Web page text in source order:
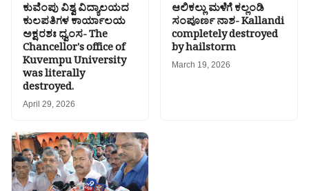
ಕುವೆಂಪು ವಿಶ್ವ ವಿದ್ಯಾಲಯದ
ಕುಲಪತಿಗಳ ಕಾರ್ಯಾಲಯ
ಅಕ್ಷರಶಃ ಧ್ವಂಸ- The
Chancellor's office of
Kuvempu University
was literally
destroyed.
April 29, 2026
ಆಲಿಕಲ್ಲು ಮಳೆಗೆ ಕಲ್ಲಂಡಿ
ಸಂಪೂರ್ಣ ನಾಶ- Kallandi
completely destroyed
by hailstorm
March 19, 2026